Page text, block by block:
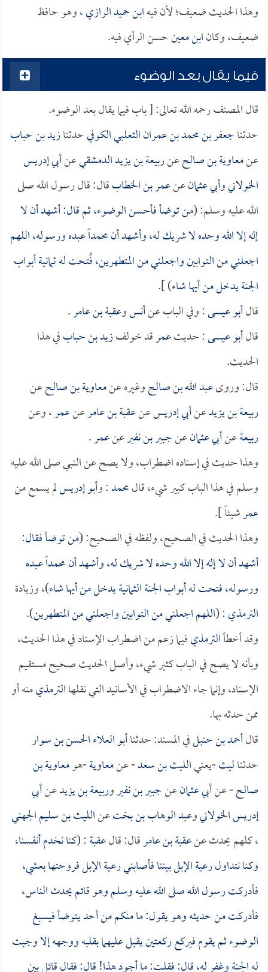
وهذا الحديث ضعيف؛ لأن فيهابن حميد الرازي، وهو حافظ
ضعيف، وكانابن معينحسن الرأي فيه.
فيما يقال بعد الوضوء
قال المصنف رحمه الله تعالى: [ باب فيما يقال بعد الوضوء.
حدثناجعفر بن محمد بن عمران الثعلبي الكوفيحدثنازيد بن حباب
عنمعاوية بن صالحعنربيعة بن يزيد الدمشقيعنأبي إدريس
الخولانيوأبي عثمانعنعمر بن الخطابقال: قال رسول الله صلى
الله عليه وسلم: (من توضأ فأحسن الوضوء، ثم قال: أشهد أن لا
إله إلا الله وحده لا شريك له، وأشهد أن محمداً عبده ورسوله، اللهم
اجعلني من التوابين واجعلني من المتطهرين، فُتحت له ثمانية أبواب
الجنة يدخل من أيها شاء) ].
قالأبو عيسى: وفي الباب عنأنسوعقبة بن عامر.
قالأبو عيسى: حديثعمرقد خولفزيد بن حبابفي هذا
الحديث.
قال: وروىعبد الله بن صالحوغيره عنمعاوية بن صالحعن
ربيعة بن يزيدعنأبي إدريسعنعقبة بن عامرعنعمر، وعن
ربيعةعنأبي عثمانعنجبير بن نفيرعنعمر.
وهذا حديث في إسناده اضطراب، ولا يصح عن النبي صلى الله عليه
وسلم في هذا الباب كبير شيء، قالمحمد: وأبو إدريسلم يسمع من
عمرشيئاً ].
وهذا الحديث في الصحيح، ولفظه في الصحيح: (من توضأ فقال:
أشهد أن لا إله إلا الله وحده لا شريك له، وأشهد أنمحمداًعبده
ورسوله، فتحت له أبواب الجنة الثمانية يدخل من أيها شاء)، وزيادة
الترمذي: (اللهم اجعلني من التوابين واجعلني من المتطهرين).
وقد أخطأالترمذيفيما زعم من اضطراب الإسناد في هذا الحديث،
وبأنه لا يصح في الباب كثير شيء، وأصل الحديث صحيح مستقيم
الإسناد، وإنما جاء الاضطراب في الأسانيد التي نقلهاالترمذيمنه أو
ممن حدثه بها.
قالأحمد بن حنبلفي المسند: حدثناأبو العلاء الحسن بن سوار
حدثناليث-يعنيالليث بن سعد- عنمعاوية-هومعاوية بن
صالح- عنأبي عثمانعنجبير بن نفيروربيعة بن يزيدعنأبي
إدريس الخولانيوعبد الوهاب بن بختعنالليث بن سليم الجهني
، كلهم يحدث عنعقبة بن عامرقال: قالعقبة: (كنا نخدم أنفسنا،
وكنا نتداول رعية الإبل بيننا فأصابني رعية الإبل فروحتها بعشي،
فأدركت رسول الله صلى الله عليه وسلم وهو قائم يحدث الناس،
فأدركت من حديثه وهو يقول: ما منكم من أحد يتوضأ فيسبغ
الوضوء ثم يقوم فيركع ركعتين يقبل عليهما بقلبه ووجهه إلا وجبت